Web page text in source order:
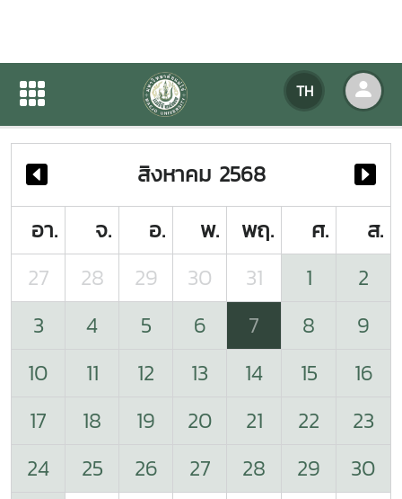
TH
ปฏิทินกิจกรรมของหน่วยงาน
ปฏิทินกิจกรรมของหน่วยงาน
สิงหาคม 2568
อา.
จ. อ. พ. พฤ. ศ.
ส.
27
28 29 30 31 1
2
3
4 5 6 7 8
9
10
11 12 13 14 15
16
17
18 19 20 21 22
23
24
25 26 27 28 29
30